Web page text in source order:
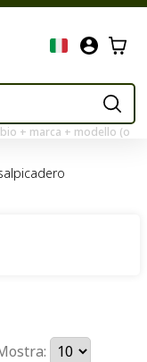
+ marca + modello (o